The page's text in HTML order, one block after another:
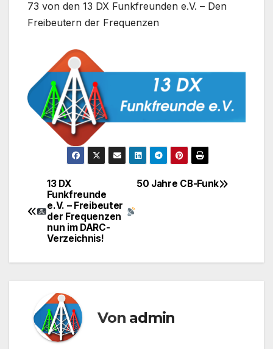
73 von den 13 DX Funkfreunden e.V. – Den
Freibeutern der Frequenzen
Beitragsnavigation
50 Jahre CB-Funk
13 DX
Funkfreunde
e.V. – Freibeuter
der Frequenzen
nun im DARC-
Verzeichnis!
Von admin